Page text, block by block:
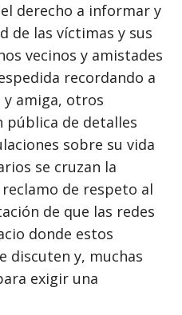
derecho a informar y
de las víctimas y sus
vecinos y amistades
recordando a
amiga, otros
pública de detalles
sobre su vida
se cruzan la
de respeto al
de que las redes
donde estos
discuten y, muchas
exigir una